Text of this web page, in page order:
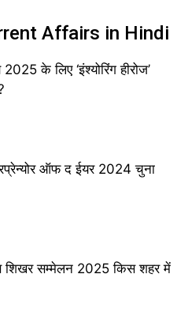
Affairs in Hindi
के लिए ‘इंश्योरिंग हीरोज’
ऑफ द ईयर 2024 चुना
शिखर सम्मेलन 2025 किस शहर में